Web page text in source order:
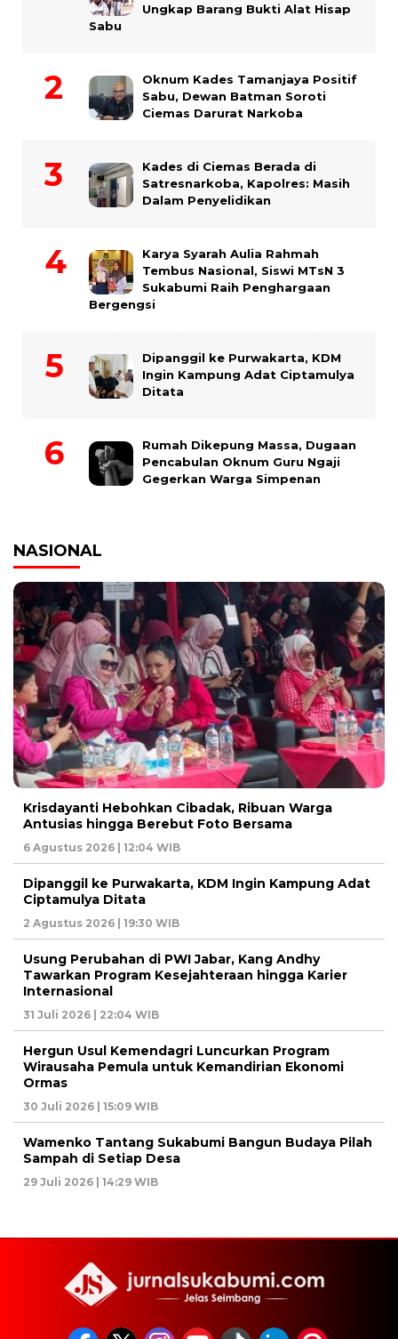
Ungkap Barang Bukti Alat Hisap
Sabu
Oknum Kades Tamanjaya Positif
Sabu, Dewan Batman Soroti
Ciemas Darurat Narkoba
Kades di Ciemas Berada di
Satresnarkoba, Kapolres: Masih
Dalam Penyelidikan
Karya Syarah Aulia Rahmah
Tembus Nasional, Siswi MTsN 3
Sukabumi Raih Penghargaan
Bergengsi
Dipanggil ke Purwakarta, KDM
Ingin Kampung Adat Ciptamulya
Ditata
Rumah Dikepung Massa, Dugaan
Pencabulan Oknum Guru Ngaji
Gegerkan Warga Simpenan
NASIONAL
Krisdayanti Hebohkan Cibadak, Ribuan Warga
Antusias hingga Berebut Foto Bersama
6 Agustus 2026 | 12:04 WIB
Dipanggil ke Purwakarta, KDM Ingin Kampung Adat
Ciptamulya Ditata
2 Agustus 2026 | 19:30 WIB
Usung Perubahan di PWI Jabar, Kang Andhy
Tawarkan Program Kesejahteraan hingga Karier
Internasional
31 Juli 2026 | 22:04 WIB
Hergun Usul Kemendagri Luncurkan Program
Wirausaha Pemula untuk Kemandirian Ekonomi
Ormas
30 Juli 2026 | 15:09 WIB
Wamenko Tantang Sukabumi Bangun Budaya Pilah
Sampah di Setiap Desa
29 Juli 2026 | 14:29 WIB